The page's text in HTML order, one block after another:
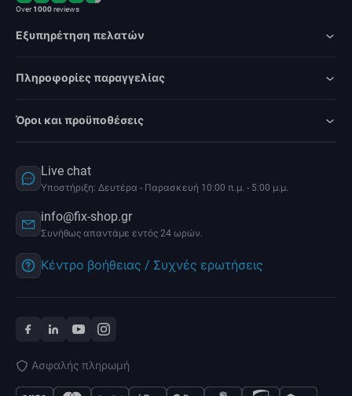
Over1000reviews
Εξυπηρέτηση πελατών
Πληροφορίες παραγγελίας
Όροι και προϋποθέσεις
Live chat
Υποστήριξη: Δευτέρα - Παρασκευή 10:00 π.μ. - 5:00 μ.μ.
info@fix-shop.gr
Συνήθως απαντάμε εντός 24 ωρών.
Κέντρο βοήθειας / Συχνές ερωτήσεις
Ασφαλής πληρωμή